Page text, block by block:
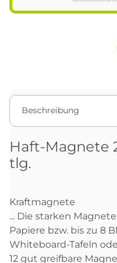
Beschreibung
Haft-Magnete
tlg.
Kraftmagnete
... Die starken
Papiere bzw. bis zu 8
Whiteboard-Tafeln
12 gut greifbare